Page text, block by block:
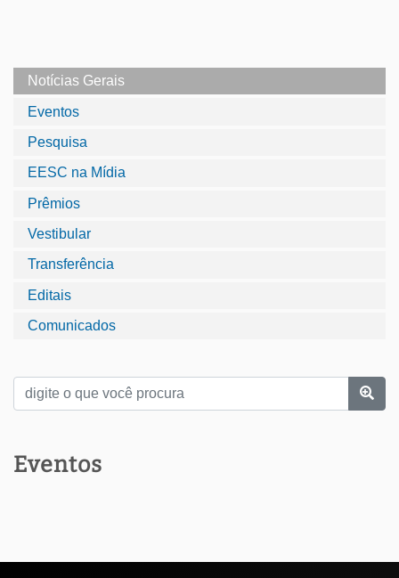
Notícias Gerais
Eventos
Pesquisa
EESC na Mídia
Prêmios
Vestibular
Transferência
Editais
Comunicados
Eventos